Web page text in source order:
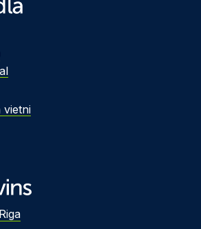
vietni